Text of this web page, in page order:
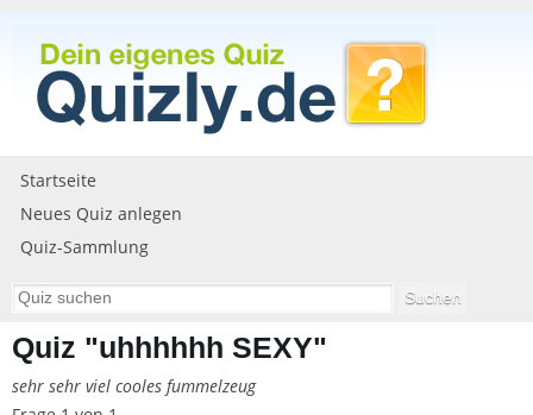
Startseite
Neues Quiz anlegen
Quiz-Sammlung
Quiz "uhhhhhh SEXY"
sehr sehr viel cooles fummelzeug